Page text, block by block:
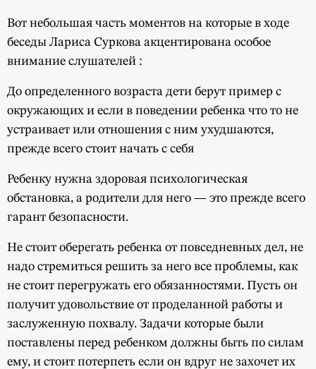
Вот небольшая часть моментов на которые в ходе
беседы Лариса Суркова акцентирована особое
внимание слушателей :
До определенного возраста дети берут пример с
окружающих и если в поведении ребенка что то не
устраивает или отношения с ним ухудшаются,
прежде всего стоит начать с себя
Ребенку нужна здоровая психологическая
обстановка, а родители для него — это прежде всего
гарант безопасности.
Не стоит оберегать ребенка от повседневных дел, не
надо стремиться решить за него все проблемы, как
не стоит перегружать его обязанностями. Пусть он
получит удовольствие от проделанной работы и
заслуженную похвалу. Задачи которые были
поставлены перед ребенком должны быть по силам
ему, и стоит потерпеть если он вдруг не захочет их